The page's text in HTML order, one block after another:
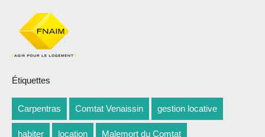
Étiquettes
Carpentras Comtat Venaissin gestion locative
habiter location Malemort du Comtat